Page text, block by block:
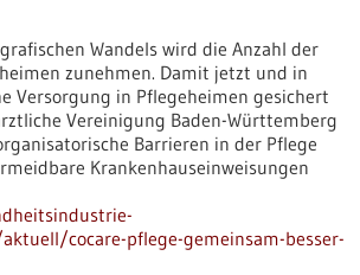
Wandels wird die Anzahl der
zunehmen. Damit jetzt und in
Versorgung in Pflegeheimen gesichert
Vereinigung Baden-Württemberg
Barrieren in der Pflege
Krankenhauseinweisungen
cocare-pflege-gemeinsam-besser-